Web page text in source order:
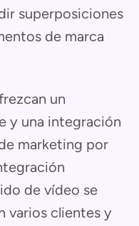
superposiciones
de marca
un
y una integración
marketing por
de vídeo se
varios clientes y